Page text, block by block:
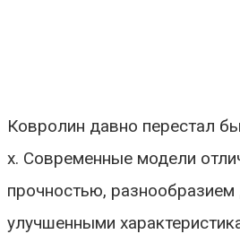
Ковролин давно перестал
х. Современные модели
прочностью, разнообразием
улучшенными